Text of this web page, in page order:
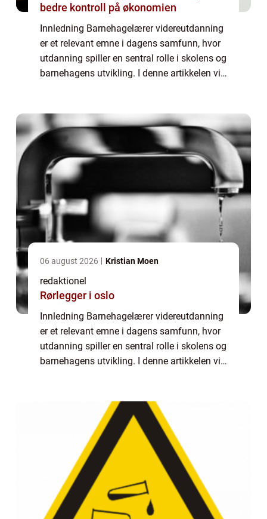
bedre kontroll på økonomien
Innledning Barnehagelærer videreutdanning
er et relevant emne i dagens samfunn, hvor
utdanning spiller en sentral rolle i skolens og
barnehagens utvikling. I denne artikkelen vil
06 august 2026 Kristian Moen
redaktionel
Rørlegger i oslo
Innledning Barnehagelærer videreutdanning
er et relevant emne i dagens samfunn, hvor
utdanning spiller en sentral rolle i skolens og
barnehagens utvikling. I denne artikkelen vil